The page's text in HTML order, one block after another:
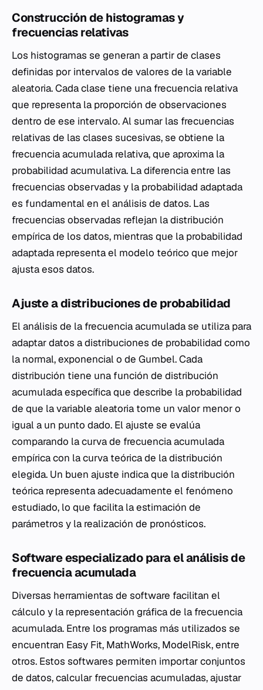
Construcción de histogramas y
frecuencias relativas
Los histogramas se generan a partir de clases
definidas por intervalos de valores de la variable
aleatoria. Cada clase tiene una frecuencia relativa
que representa la proporción de observaciones
dentro de ese intervalo. Al sumar las frecuencias
relativas de las clases sucesivas, se obtiene la
frecuencia acumulada relativa, que aproxima la
probabilidad acumulativa. La diferencia entre las
frecuencias observadas y la probabilidad adaptada
es fundamental en el análisis de datos. Las
frecuencias observadas reflejan la distribución
empírica de los datos, mientras que la probabilidad
adaptada representa el modelo teórico que mejor
ajusta esos datos.
Ajuste a distribuciones de probabilidad
El análisis de la frecuencia acumulada se utiliza para
adaptar datos a distribuciones de probabilidad como
la normal, exponencial o de Gumbel. Cada
distribución tiene una función de distribución
acumulada específica que describe la probabilidad
de que la variable aleatoria tome un valor menor o
igual a un punto dado. El ajuste se evalúa
comparando la curva de frecuencia acumulada
empírica con la curva teórica de la distribución
elegida. Un buen ajuste indica que la distribución
teórica representa adecuadamente el fenómeno
estudiado, lo que facilita la estimación de
parámetros y la realización de pronósticos.
Software especializado para el análisis de
frecuencia acumulada
Diversas herramientas de software facilitan el
cálculo y la representación gráfica de la frecuencia
acumulada. Entre los programas más utilizados se
encuentran Easy Fit, MathWorks, ModelRisk, entre
otros. Estos softwares permiten importar conjuntos
de datos, calcular frecuencias acumuladas, ajustar